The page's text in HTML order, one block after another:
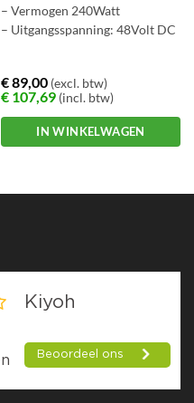
– Vermogen 240Watt
– Uitgangsspanning: 48Volt DC
€89,00(excl. btw)
€107,69(incl. btw)
IN WINKELWAGEN